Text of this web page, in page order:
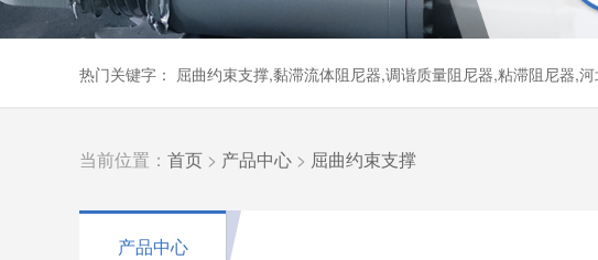
热门关键字： 屈曲约束支撑,黏滞流体阻尼器,调谐质量阻尼器,粘滞阻尼器,
当前位置： 首页 > 产品中心 > 屈曲约束支撑
产品中心